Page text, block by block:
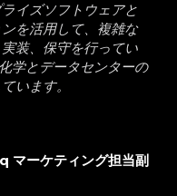
イズソフトウェアと
を活用して、複雑な
装、保守を行ってい
学とデータセンターの
います。
マーケティング担当副